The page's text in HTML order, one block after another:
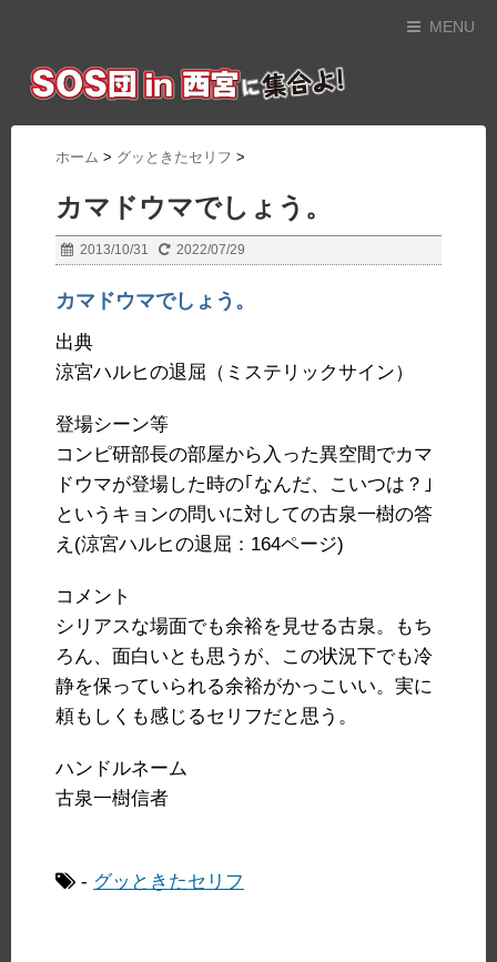
MENU
ホーム > グッときたセリフ >
カマドウマでしょう。
2013/10/31 2022/07/29
カマドウマでしょう。
出典
涼宮ハルヒの退屈（ミステリックサイン）
登場シーン等
コンピ研部長の部屋から入った異空間でカマ
ドウマが登場した時の｢なんだ、こいつは？｣
というキョンの問いに対しての古泉一樹の答
え(涼宮ハルヒの退屈：164ページ)
コメント
シリアスな場面でも余裕を見せる古泉。もち
ろん、 面白いとも思うが、
この状況下でも冷
静を保っていられる余裕がかっこいい。 実に
頼もしくも感じるセリフだと思う。
ハンドルネーム
古泉一樹信者
- グッときたセリフ